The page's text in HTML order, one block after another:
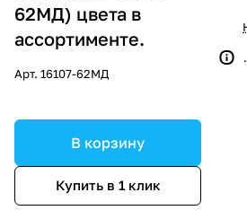
62МД) цвета в
ассортименте.
Арт. 16107-62МД
В корзину
Купить в 1 клик
.